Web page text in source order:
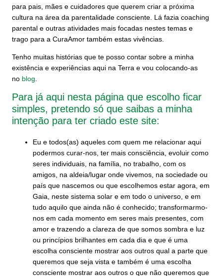
para pais, mães e cuidadores que querem criar a próxima
cultura na área da parentalidade consciente. Lá fazia coaching
parental e outras atividades mais focadas nestes temas e
trago para a CuraAmor também estas vivências.
Tenho muitas histórias que te posso contar sobre a minha
existência e experiências aqui na Terra e vou colocando-as
no blog
Para já aqui nesta página que escolho ficar
simples, pretendo só que saibas a minha
intenção para ter criado este site:
Eu e todos(as) aqueles com quem me relacionar aqui
podermos curar-nos, ter mais consciência, evoluir como
seres individuais, na família, no trabalho, com os
amigos, na aldeia/lugar onde vivemos, na sociedade ou
país que nascemos ou que escolhemos estar agora, em
Gaia, neste sistema solar e em todo o universo, e em
tudo aquilo que ainda não é conhecido; transformarmo-
nos em cada momento em seres mais presentes, com
amor e trazendo a clareza de que somos sombra e luz
ou princípios brilhantes em cada dia e que é uma
escolha consciente mostrar aos outros qual a parte que
queremos que seja vista e também é uma escolha
consciente mostrar aos outros o que não queremos que